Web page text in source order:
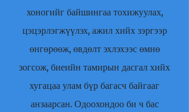
хоногийг байшингаа тохижуулах,
цэцэрлэгжүүлэх, ажил хийх зэргээр
өнгөрөөж, өвдөлт эхлэхээс өмнө
зогсож, биеийн тамирын дасгал хийх
хугацаа улам бүр багасч байгааг
анзаарсан. Одоохондоо би ч бас